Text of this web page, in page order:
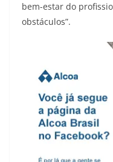
bem-estar do
obstáculos”.